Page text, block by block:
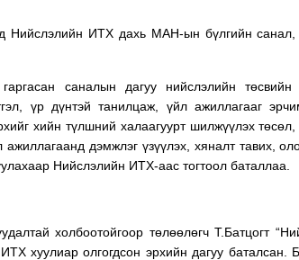
Нийслэлийн ИТХ дахь МАН-ын бүлгийн санал,
саналын дагуу нийслэлийн
үр дүнтэй танилцаж, үйл ажиллагааг
хийн түлшний халаагуурт шилжүүлэх төсөл,
дэмжлэг үзүүлэх, хяналт тавих,
Нийслэлийн ИТХ-аас тогтоол баталлаа.
холбоотойгоор төлөөлөгч Т.Батцогт
хуулиар олгогдсон эрхийн дагуу баталсан.